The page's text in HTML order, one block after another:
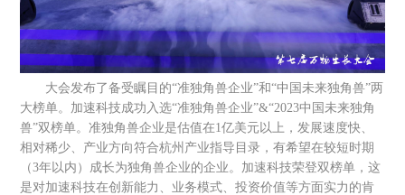
大会发布了备受瞩目的“准独角兽企业”和“中国未来独角兽”两
大榜单。加速科技成功入选“准独角兽企业”&“2023中国未来独角
兽”双榜单。准独角兽企业是估值在1亿美元以上，发展速度快、
相对稀少、产业方向符合杭州产业指导目录，有希望在较短时期
（3年以内）成长为独角兽企业的企业。加速科技荣登双榜单，这
是对加速科技在创新能力、业务模式、投资价值等方面实力的肯